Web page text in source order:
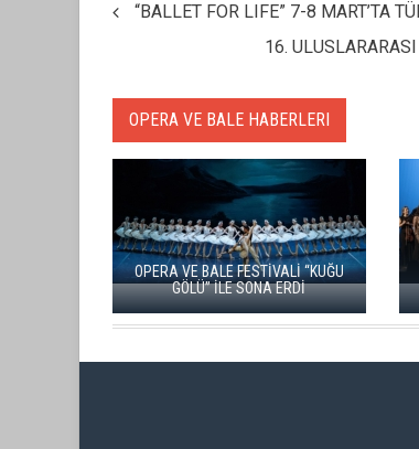
“BALLET FOR LIFE” 7-8 MART’TA
16.
OPERA VE BALE HABERLERI
ALTIN ÇAĞIN KADINLARI”, OPERA
VE BALE FESTİVALİ'NDE
SAHNELENDİ